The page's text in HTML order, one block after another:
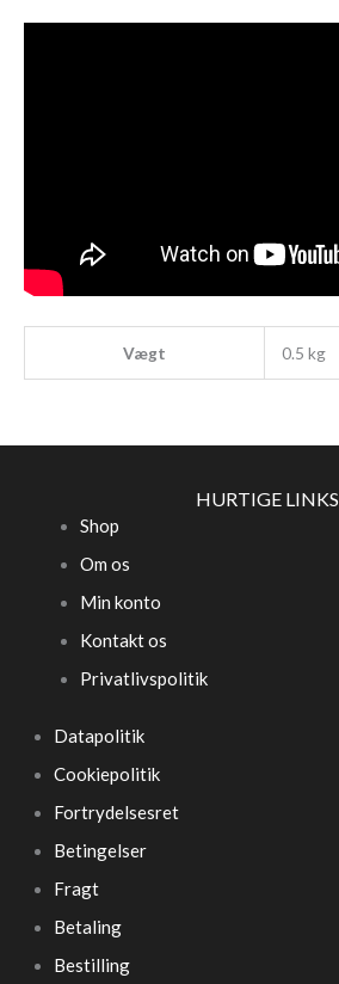
Vægt 0.5 kg
HURTIGE LINKS
Shop
Om os
Min konto
Kontakt os
Privatlivspolitik
Datapolitik
Cookiepolitik
Fortrydelsesret
Betingelser
Fragt
Betaling
Bestilling